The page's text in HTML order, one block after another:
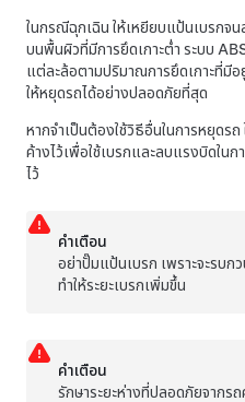
ในกรณีฉุกเฉิน ให้เหยียบแป้นเบรกจ
บนพื้นผิวที่มีการยึดเกาะต่ำ ระบบ
แต่ละล้อตามปริมาณการยึดเกาะที่มี
ให้หยุดรถได้อย่างปลอดภัยที่สุด
หากจำเป็นต้องใช้วิธีอื่นในการหยุดร
ค้างไว้เพื่อใช้เบรกและลบแรงบิดใน
ไว้
คำเตือน
อย่าปั๊มแป้นเบรก เพราะจะรบก
ทำให้ระยะเบรกเพิ่มขึ้น
คำเตือน
รักษาระยะห่างที่ปลอดภัยจากร